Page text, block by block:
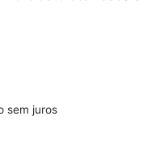
sem juros